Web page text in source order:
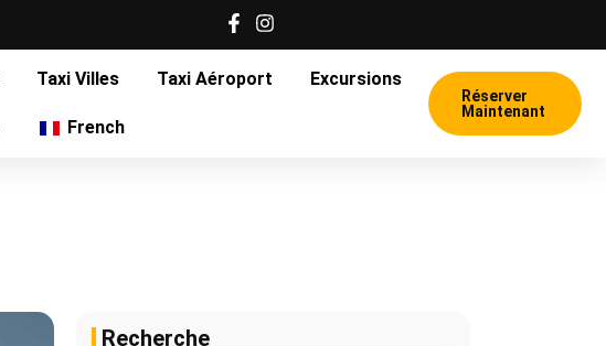
Taxi Villes Taxi Aéroport Excursions
French
Réserver
Maintenant
Recherche